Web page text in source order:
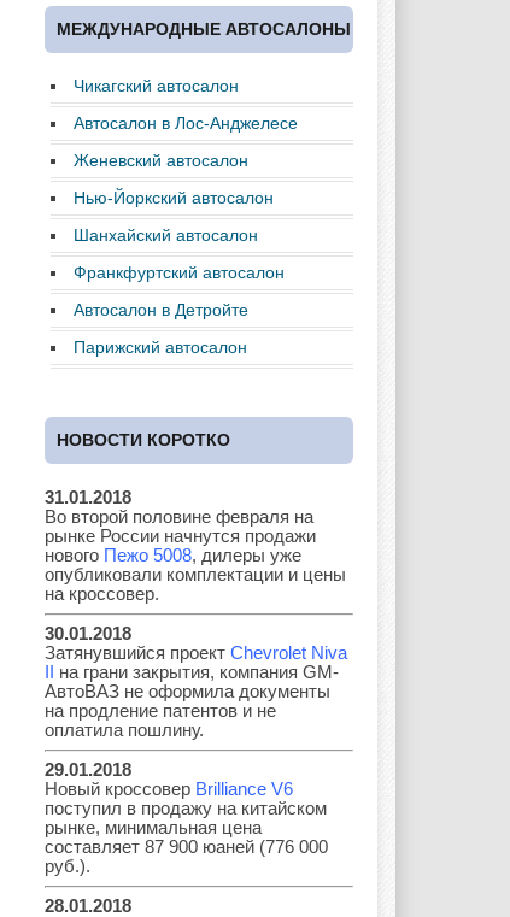
Cadillac Chery Chevrolet
Chrysler Citroen Dacia
Daewoo Dodge
Ferrari Fiat Ford
Great Wall GAC
Geely Holden Honda
Hyundai Infiniti JAC
Jaguar
Lada
МЕЖДУНАРОДНЫЕ АВТОСАЛОНЫ
Чикагский автосалон
Автосалон в Лос-Анджелесе
Женевский автосалон
Нью-Йоркский автосалон
Шанхайский автосалон
Франкфуртский автосалон
Автосалон в Детройте
Парижский автосалон
НОВОСТИ КОРОТКО
31.01.2018
Во второй половине февраля на
рынке России начнутся продажи
нового Пежо 5008, дилеры уже
опубликовали комплектации и цены
на кроссовер.
30.01.2018
Затянувшийся проект Chevrolet Niva
II на грани закрытия, компания GM-
АвтоВАЗ не оформила документы
на продление патентов и не
оплатила пошлину.
29.01.2018
Новый кроссовер Brilliance V6
поступил в продажу на китайском
рынке, минимальная цена
составляет 87 900 юаней (776 000
руб.).
28.01.2018